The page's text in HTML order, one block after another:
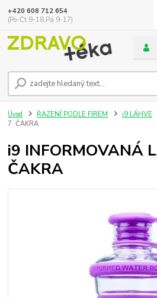
+420 608 712 654
(Po-Čt 9-18,Pá 9-17)
Úvod ŘAZENÍ PODLE FIREM i9 LÁHVE
7. ČAKRA
i9 INFORMOVANÁ
ČAKRA